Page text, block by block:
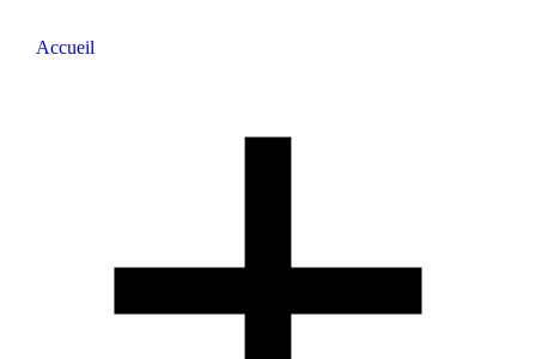
Accueil